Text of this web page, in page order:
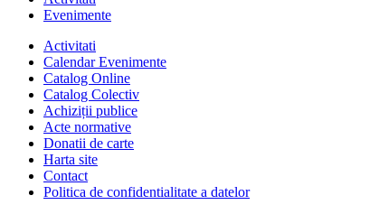
Evenimente
Activitati
Calendar Evenimente
Catalog Online
Catalog Colectiv
Achiziții publice
Acte normative
Donatii de carte
Harta site
Contact
Politica de confidentialitate a datelor